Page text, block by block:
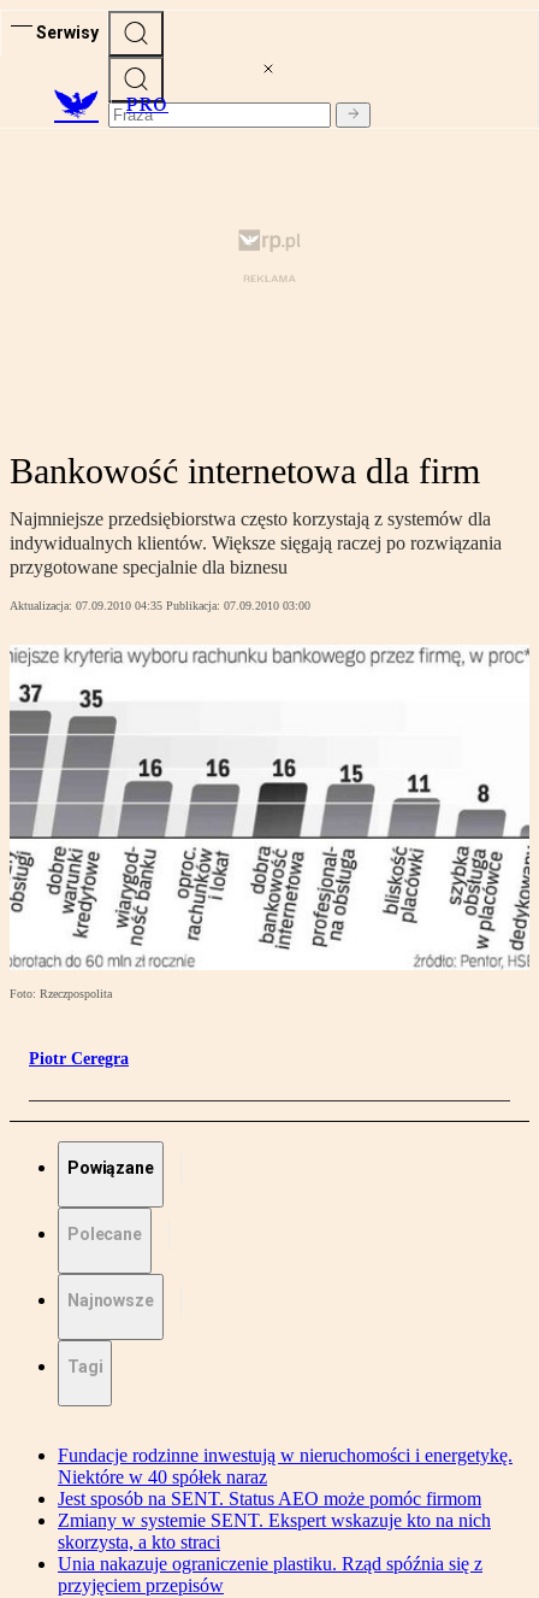
Serwisy
PRO
Bankowość internetowa dla firm
Najmniejsze przedsiębiorstwa często korzystają z systemów dla
indywidualnych klientów. Większe sięgają raczej po rozwiązania
przygotowane specjalnie dla biznesu
Aktualizacja: 07.09.2010 04:35 Publikacja: 07.09.2010 03:00
Foto: Rzeczpospolita
Piotr Ceregra
Powiązane
Polecane
Najnowsze
Tagi
Fundacje rodzinne inwestują w nieruchomości i energetykę.
Niektóre w 40 spółek naraz
Jest sposób na SENT. Status AEO może pomóc firmom
Zmiany w systemie SENT. Ekspert wskazuje kto na nich
skorzysta, a kto straci
Unia nakazuje ograniczenie plastiku. Rząd spóźnia się z
przyjęciem przepisów